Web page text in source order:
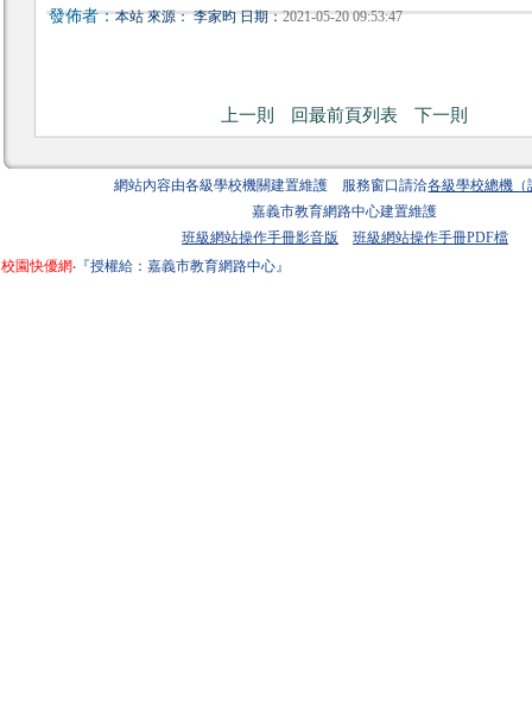
發佈者：本站 來源： 李家昀 日期：2021-05-20 09:53:47
上一則 回最前頁列表 下一則
網站內容由各級學校機關建置維護 服務窗口請洽各級學校總機（
嘉義市教育網路中心建置維護
班級網站操作手冊影音版
班級網站操作手冊PDF檔
校園快優網‧『授權給：嘉義市教育網路中心』